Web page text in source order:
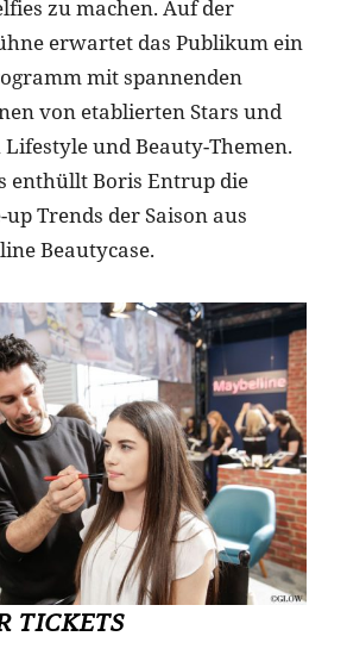
zu machen. Auf der
erwartet das Publikum ein
mit spannenden
von etablierten Stars und
und Beauty-Themen.
enthüllt Boris Entrup die
Trends der Saison aus
Beautycase.
TICKETS